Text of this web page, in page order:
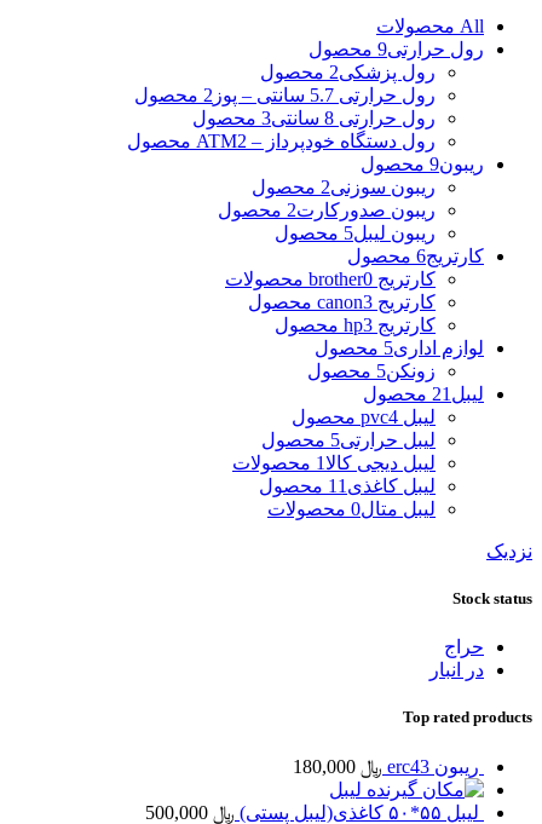
All محصولات
رول حرارتی9 محصول
رول پزشکی2 محصول
رول حرارتی 5.7 سانتی – پوز
2 محصول
رول حرارتی 8 سانتی
3 محصول
رول دستگاه خودپرداز – ATM 2 محصول
ریبون9 محصول
ریبون سوزنی2 محصول
ریبون صدورکارت2 محصول
ریبون لیبل5 محصول
کارتریج6 محصول
کارتریج brother 0 محصولات
کارتریج canon 3 محصول
کارتریج hp 3 محصول
لوازم اداری5 محصول
زونکن5 محصول
لیبل 21 محصول
لیبل pvc 4 محصول
لیبل حرارتی5 محصول
لیبل دیجی کالا1 محصولات
لیبل کاغذی 11 محصول
لیبل متال0 محصولات
نزدیک
Stock status
حراج
در انبار
Top rated products
ریبون erc43 ﷼
لیبل
لیبل ۵۵*۵۰ کاغذی(لیبل پستی)
﷼